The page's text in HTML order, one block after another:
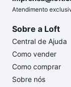
Atendimento
Sobre a Loft
Central de Ajuda
Como vender
Como comprar
Sobre nós